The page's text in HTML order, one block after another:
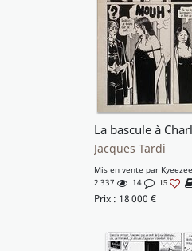
La bascule à
Jacques Tardi
Mis en vente par Kyeezee
2 337
14 15
Prix : 18 000 €